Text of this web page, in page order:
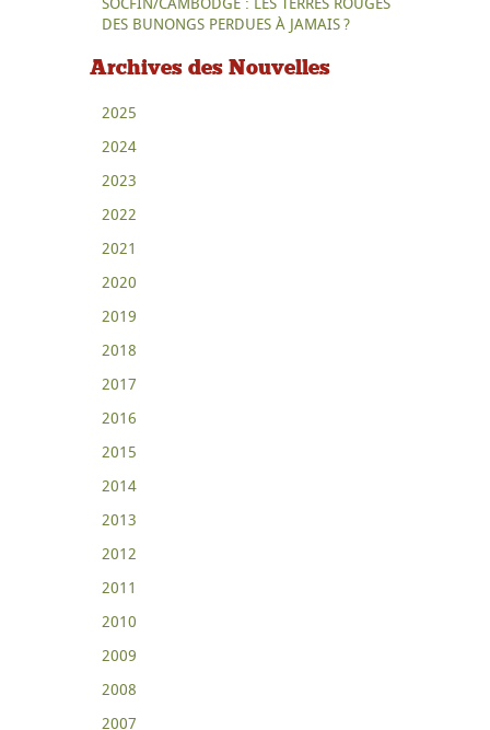
DES BUNONGS PERDUES À JAMAIS ?
Archives des Nouvelles
2025
2024
2023
2022
2021
2020
2019
2018
2017
2016
2015
2014
2013
2012
2011
2010
2009
2008
2007